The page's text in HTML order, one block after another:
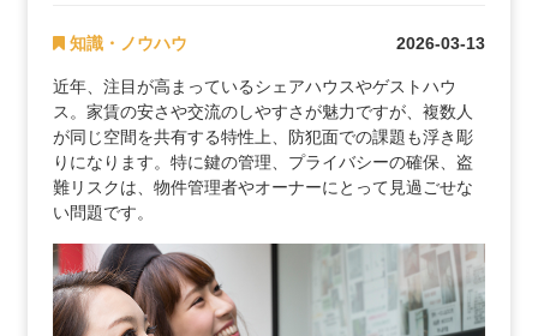
知識・ノウハウ 2026-03-13
近年、注目が高まっているシェアハウスやゲストハウ
ス。家賃の安さや交流のしやすさが魅力ですが、複数人
が同じ空間を共有する特性上、防犯面での課題も浮き彫
りになります。特に鍵の管理、プライバシーの確保、盗
難リスクは、物件管理者やオーナーにとって見過ごせな
い問題です。